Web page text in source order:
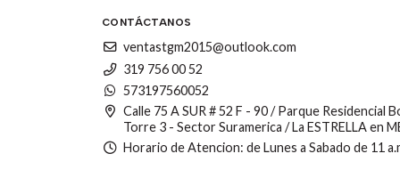
CONTÁCTANOS
ventastgm2015@outlook.com
319 756 00 52
573197560052
Calle 75 A SUR # 52 F - 90 / Parque Residencial
Torre 3 - Sector Suramerica / La ESTRELLA en
Horario de Atencion: de Lunes a Sabado de 11